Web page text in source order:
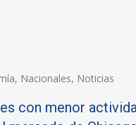
, Nacionales, Noticias
con menor